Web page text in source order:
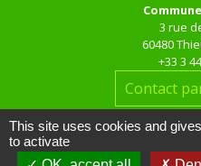
3 rue
60480
+33 3
Contact
Horaires
le mardi de
This site uses cookies and
to activate